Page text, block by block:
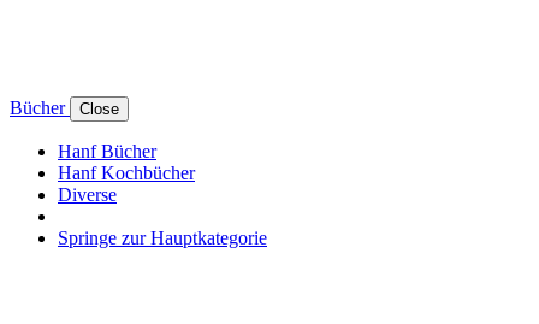
Bücher Close
Hanf Bücher
Hanf Kochbücher
Diverse
Springe zur Hauptkategorie